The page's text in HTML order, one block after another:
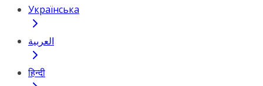
Українська
العربية
हिन्दी